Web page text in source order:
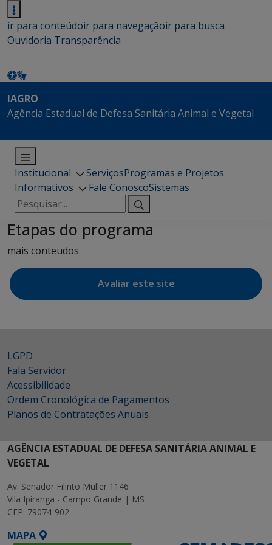
ir para conteúdoir para navegaçãoir para busca
Ouvidoria Transparência
IAGRO
Agência Estadual de Defesa Sanitária Animal e Vegetal
Institucional ServiçosProgramas e Projetos
Informativos
Fale ConoscoSistemas
Pesquisar
por:
Etapas do programa
mais conteudos
Avaliar este site
LGPD
Fala Servidor
Acessibilidade
Ordem Cronológica de Pagamentos
Planos de Contratações Anuais
AGÊNCIA ESTADUAL DE DEFESA SANITÁRIA ANIMAL E
VEGETAL
Av. Senador Filinto Muller 1146
Vila Ipiranga - Campo Grande | MS
CEP: 79074-902
MAPA